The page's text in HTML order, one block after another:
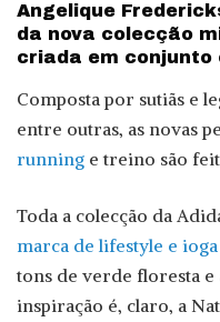
Angelique
da nova colecção
criada em conjunto
Composta por sutiãs e
entre outras, as novas
running e treino são
Toda a colecção da
marca de lifestyle e ioga
tons de verde floresta e
inspiração é, claro, a